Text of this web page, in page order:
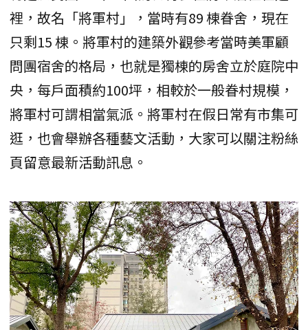
裡，故名「將軍村」，當時有89 棟眷舍，現在
只剩15 棟。將軍村的建築外觀參考當時美軍顧
問團宿舍的格局，也就是獨棟的房舍立於庭院中
央，每戶面積約100坪，相較於一般眷村規模，
將軍村可謂相當氣派。將軍村在假日常有市集可
逛，也會舉辦各種藝文活動，大家可以關注粉絲
頁留意最新活動訊息。